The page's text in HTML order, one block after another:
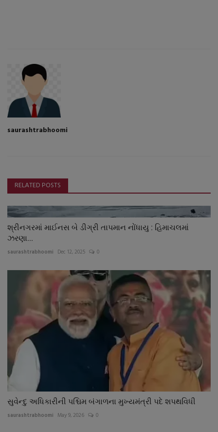
saurashtrabhoomi
RELATED POSTS
શ્રીનગરમાં માઈનસ બે ડીગ્રી તાપમાન નોંધાયુ : હિમાચલમાં
ઝરણા...
saurashtrabhoomi Dec 12, 2025 0
સુવેન્દુ અધિકારીની પશ્ચિમ બંગાળના મુખ્યમંત્રી પદે શપથવિધી
saurashtrabhoomi May 9, 2026 0